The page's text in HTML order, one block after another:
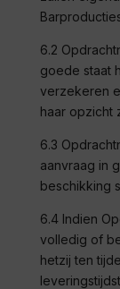
6.2
goede staat
verzekeren
haar opzicht
6.3
aanvraag in
beschikking
6.4 Indien
volledig of
hetzij ten